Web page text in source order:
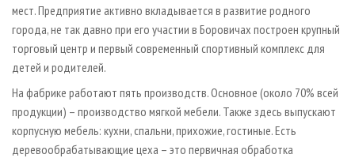
мест. Предприятие активно вкладывается в развитие родного
города, не так давно при его участии в Боровичах построен крупный
торговый центр и первый современный спортивный комплекс для
детей и родителей.
На фабрике работают пять производств. Основное (около 70% всей
продукции) – производство мягкой мебели. Также здесь выпускают
корпусную мебель: кухни, спальни, прихожие, гостиные. Есть
деревообрабатывающие цеха – это первичная обработка